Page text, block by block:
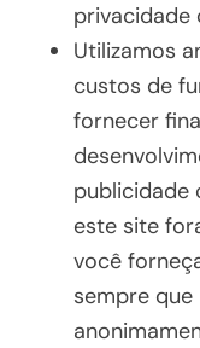
privacidade
Utilizamos
custos de
fornecer
publicidade
este site
você
sempre